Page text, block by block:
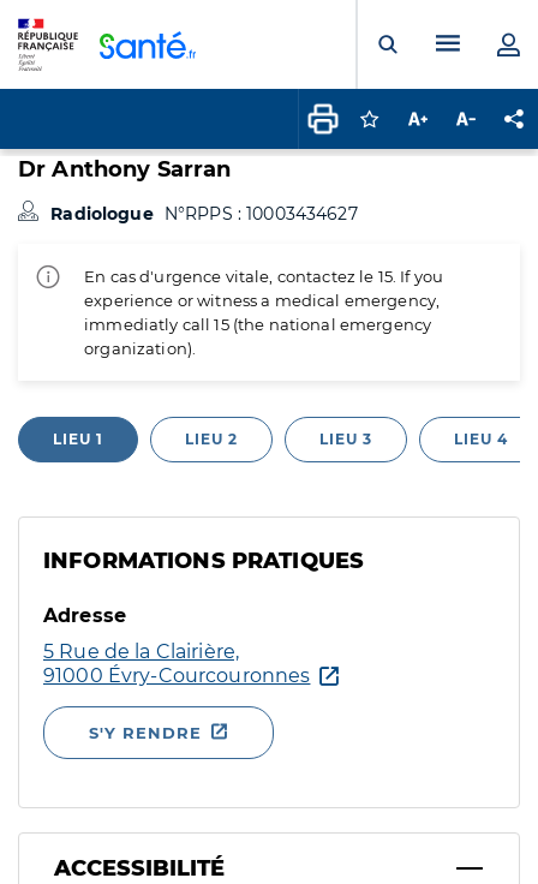
Ouvrir laMenu
Connectez-vous
Augmenter la
Dr Anthony Sarran
Radiologue N°RPPS : 10003434627
En cas d'urgence vitale, contactez le 15. If you
experience or witness a medical emergency,
immediatly call 15 (the national emergency
organization).
LIEU 1 LIEU 2 LIEU 3 LIEU 4
INFORMATIONS PRATIQUES
Adresse
5 Rue de la Clairière,
91000 Évry-Courcouronnes
S'Y RENDRE
ACCESSIBILITÉ